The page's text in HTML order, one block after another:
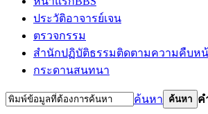
ประวัติอาจารย์เจน
ตรวจกรรม
สำนักปฏิบัติธรรมติดตามความคืบห
กระดานสนทนา
ค้นหา ค้นหา ค